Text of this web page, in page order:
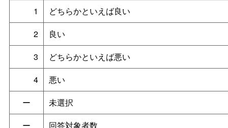
1
どちらかといえば良い
2
良い
3
どちらかといえば悪い
4
悪い
ー
未選択
ー
回答対象者数